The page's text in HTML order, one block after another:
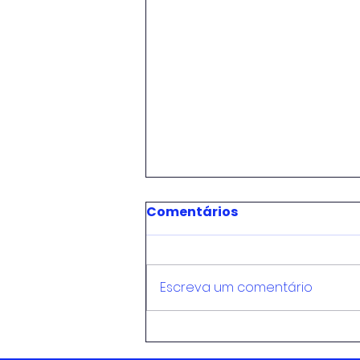
É HORA DE UMA PEQUENA
Comentários
Escreva um comentário